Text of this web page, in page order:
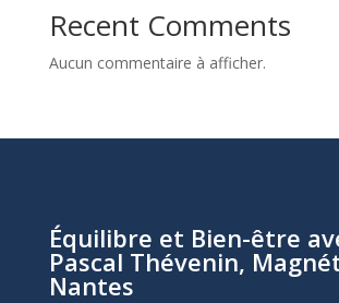
Recent Comments
Aucun commentaire à afficher.
Équilibre et Bien-être
Pascal Thévenin,
Nantes